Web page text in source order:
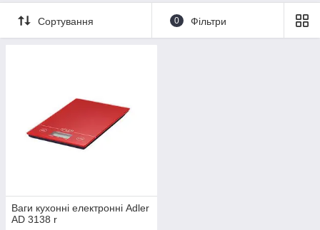
Сортування 0 Фільтри
Ваги кухонні електронні Adler
AD 3138 r